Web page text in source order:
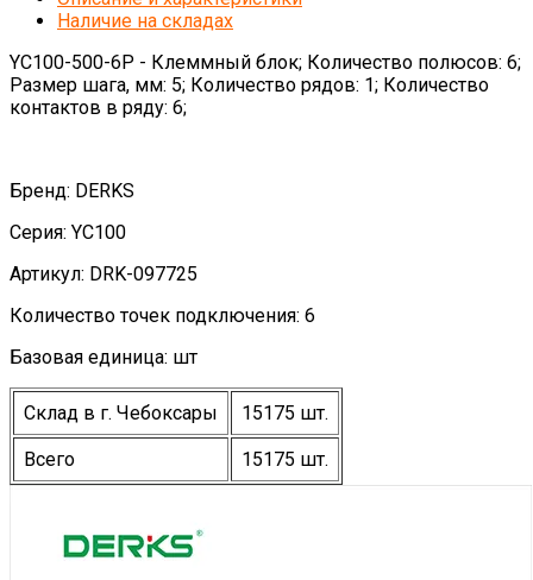
Наличие на складах
YC100-500-6P - Клеммный блок; Количество полюсов: 6;
Размер шага, мм: 5; Количество рядов: 1; Количество
контактов в ряду: 6;
Бренд: DERKS
Серия: YC100
Артикул: DRK-097725
Количество точек подключения: 6
Базовая единица: шт
Склад в г. Чебоксары 15175 шт.
Всего 15175 шт.